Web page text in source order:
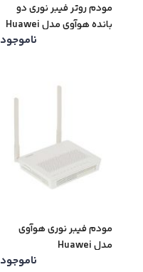
مودم روتر فیبر نوری دو
بانده هوآوی مدل Huawei
ناموجود
مودم فیبر نوری هوآوی
مدل Huawei
ناموجود